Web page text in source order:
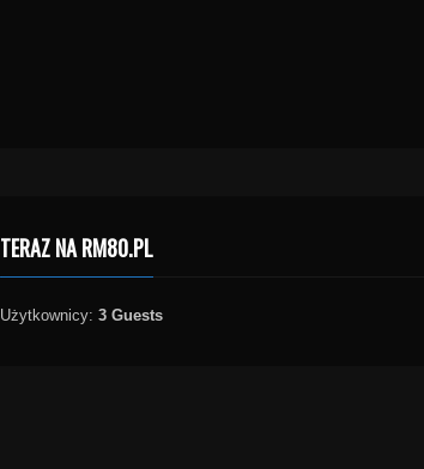
TERAZ NA RM80.PL
Użytkownicy: 3 Guests